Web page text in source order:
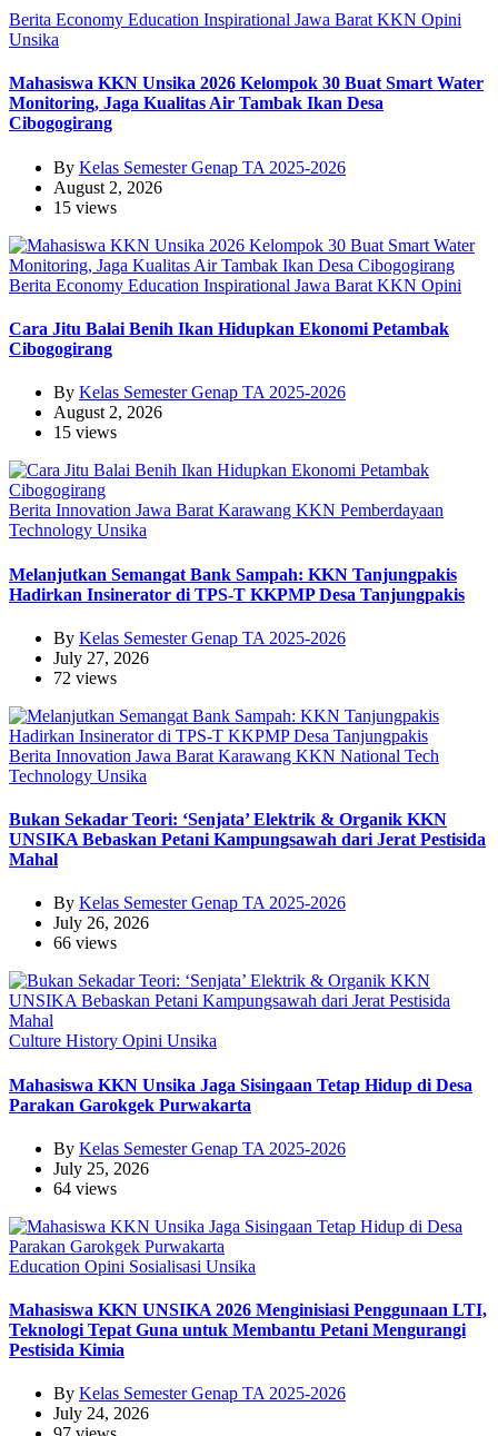
Berita Economy Education Inspirational Jawa Barat KKN Opini
Unsika
Mahasiswa KKN Unsika 2026 Kelompok 30 Buat Smart Water
Monitoring, Jaga Kualitas Air Tambak Ikan Desa
Cibogogirang
By Kelas Semester Genap TA 2025-2026
August 2, 2026
15 views
Berita Economy Education Inspirational Jawa Barat KKN Opini
Cara Jitu Balai Benih Ikan Hidupkan Ekonomi Petambak
Cibogogirang
By Kelas Semester Genap TA 2025-2026
August 2, 2026
15 views
Berita Innovation Jawa Barat Karawang KKN Pemberdayaan
Technology Unsika
Melanjutkan Semangat Bank Sampah: KKN Tanjungpakis
Hadirkan Insinerator di TPS-T KKPMP Desa Tanjungpakis
By Kelas Semester Genap TA 2025-2026
July 27, 2026
72 views
Berita Innovation Jawa Barat Karawang KKN National Tech
Technology Unsika
Bukan Sekadar Teori: ‘Senjata’ Elektrik & Organik KKN
UNSIKA Bebaskan Petani Kampungsawah dari Jerat Pestisida
Mahal
By Kelas Semester Genap TA 2025-2026
July 26, 2026
66 views
Culture History Opini Unsika
Mahasiswa KKN Unsika Jaga Sisingaan Tetap Hidup di Desa
Parakan Garokgek Purwakarta
By Kelas Semester Genap TA 2025-2026
July 25, 2026
64 views
Education Opini Sosialisasi Unsika
Mahasiswa KKN UNSIKA 2026 Menginisiasi Penggunaan LTI,
Teknologi Tepat Guna untuk Membantu Petani Mengurangi
Pestisida Kimia
By Kelas Semester Genap TA 2025-2026
July 24, 2026